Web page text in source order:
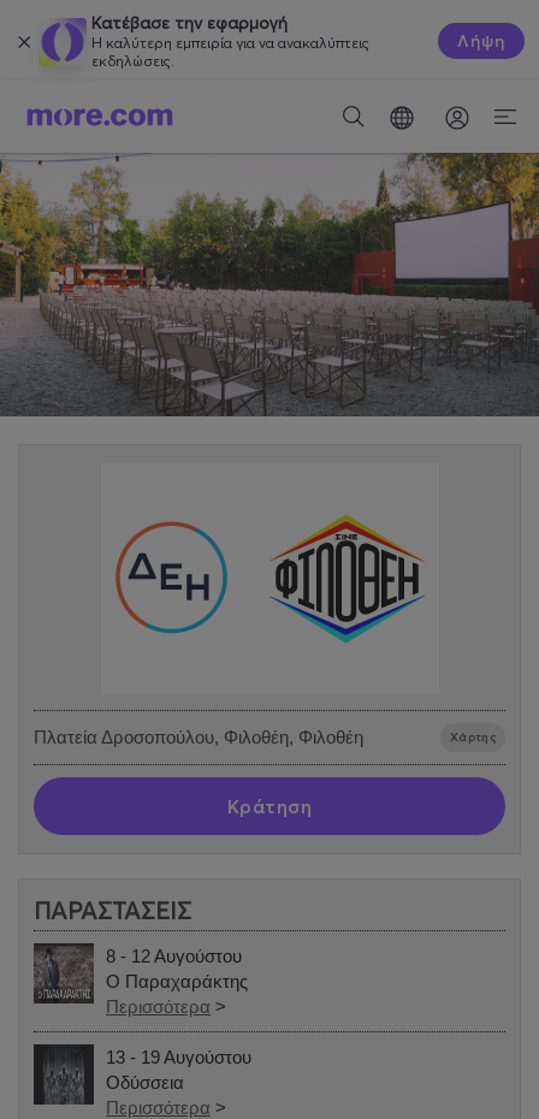
Κατέβασε την εφαρμογή
Η καλύτερη εμπειρία για να ανακαλύπτεις
εκδηλώσεις.
Λήψη
Πλατεία Δροσοπούλου, Φιλοθέη, Φιλοθέη Χάρτης
Κράτηση
ΠΑΡΑΣΤΑΣΕΙΣ
8 - 12 Αυγούστου
Ο Παραχαράκτης
Περισσότερα >
13 - 19 Αυγούστου
Οδύσσεια
Περισσότερα >